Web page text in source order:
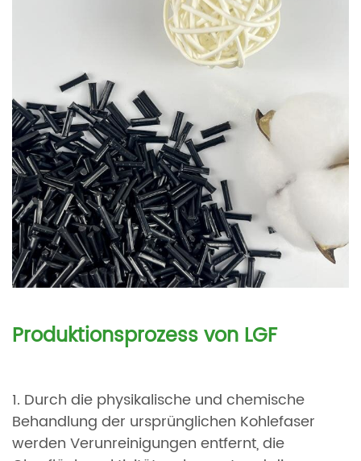
Produktionsprozess von LGF
1. Durch die physikalische und chemische
Behandlung der ursprünglichen Kohlefaser
werden Verunreinigungen entfernt, die